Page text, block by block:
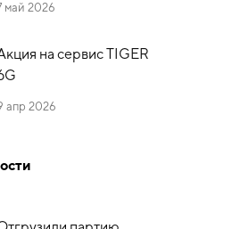
май 2026
на сервис TIGER
апр 2026